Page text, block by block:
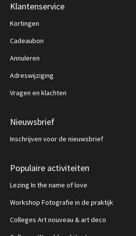
Klantenservice
Kortingen
Cadeaubon
Annuleren
Adreswijziging
Vragen en klachten
Nieuwsbrief
Inschrijven voor de nieuwsbrief
Populaire activiteiten
Lezing In the name of love
Workshop Fotografie in de praktijk
Colleges Art nouveau & art deco